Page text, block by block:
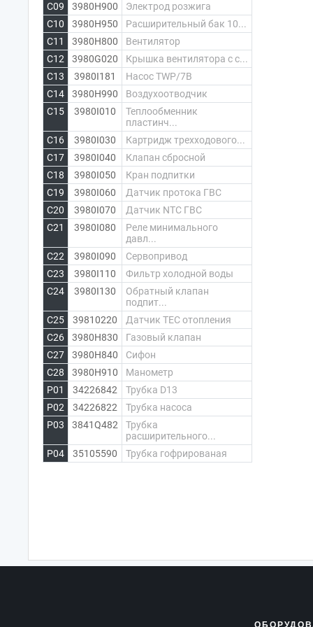
C09
3980H900
Электрод розжига
C10
3980H950
Расширительный бак 10...
C11
3980H800
Вентилятор
C12
3980G020
Крышка вентилятора с с...
C13
3980I181
Насос TWP/7B
C14
3980H990
Воздухоотводчик
C15
3980I010
Теплообменник
пластинч...
C16
3980I030
Картридж трехходового...
C17
3980I040
Клапан сбросной
C18
3980I050
Кран подпитки
C19
3980I060
Датчик протока ГВС
C20
3980I070
Датчик NTC ГВС
C21
3980I080
Реле минимального
давл...
C22
3980I090
Сервопривод
C23
3980I110
Фильтр холодной воды
C24
3980I130
Обратный клапан
подпит...
C25
39810220
Датчик ТЕС отопления
C26
3980H830
Газовый клапан
C27
3980H840
Сифон
C28
3980H910
Манометр
P01
34226842
Трубка D13
P02
34226822
Трубка насоса
P03
3841Q482
Трубка
расширительного...
P04
35105590 Трубка гофрированая